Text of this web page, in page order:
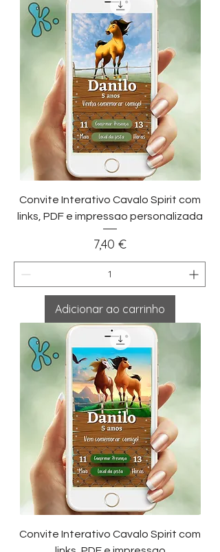
Convite Interativo Cavalo Spirit com
links, PDF e impressao personalizada
Preço
7,40 €
Adicionar ao carrinho
Convite Interativo Cavalo Spirit com